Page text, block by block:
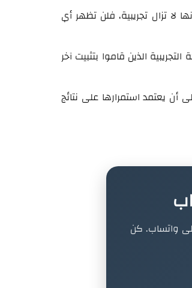
لا تزال تجريبية، فلن تظهر أي
الذين قاموا بتثبيت آخر
أن يعتمد استمرارها على نتائج
على واتساب. كن